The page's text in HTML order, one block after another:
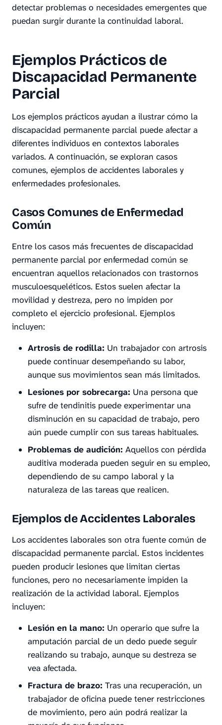
detectar problemas o necesidades emergentes que
puedan surgir durante la continuidad laboral.
Ejemplos Prácticos de
Discapacidad Permanente
Parcial
Los ejemplos prácticos ayudan a ilustrar cómo la
discapacidad permanente parcial puede afectar a
diferentes individuos en contextos laborales
variados. A continuación, se exploran casos
comunes, ejemplos de accidentes laborales y
enfermedades profesionales.
Casos Comunes de Enfermedad
Común
Entre los casos más frecuentes de discapacidad
permanente parcial por enfermedad común se
encuentran aquellos relacionados con trastornos
musculoesqueléticos. Estos suelen afectar la
movilidad y destreza, pero no impiden por
completo el ejercicio profesional. Ejemplos
incluyen:
Artrosis de rodilla: Un trabajador con artrosis
puede continuar desempeñando su labor,
aunque sus movimientos sean más limitados.
Lesiones por sobrecarga: Una persona que
sufre de tendinitis puede experimentar una
disminución en su capacidad de trabajo, pero
aún puede cumplir con sus tareas habituales.
Problemas de audición: Aquellos con pérdida
auditiva moderada pueden seguir en su empleo,
dependiendo de su campo laboral y la
naturaleza de las tareas que realicen.
Ejemplos de Accidentes Laborales
Los accidentes laborales son otra fuente común de
discapacidad permanente parcial. Estos incidentes
pueden producir lesiones que limitan ciertas
funciones, pero no necesariamente impiden la
realización de la actividad laboral. Ejemplos
incluyen:
Lesión en la mano: Un operario que sufre la
amputación parcial de un dedo puede seguir
realizando su trabajo, aunque su destreza se
vea afectada.
Fractura de brazo: Tras una recuperación, un
trabajador de oficina puede tener restricciones
de movimiento, pero aún podrá realizar la